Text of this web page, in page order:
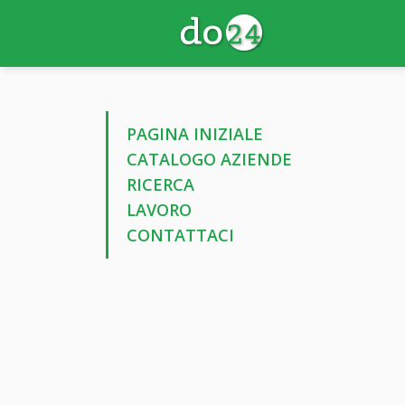
PAGINA INIZIALE
CATALOGO AZIENDE
RICERCA
LAVORO
CONTATTACI